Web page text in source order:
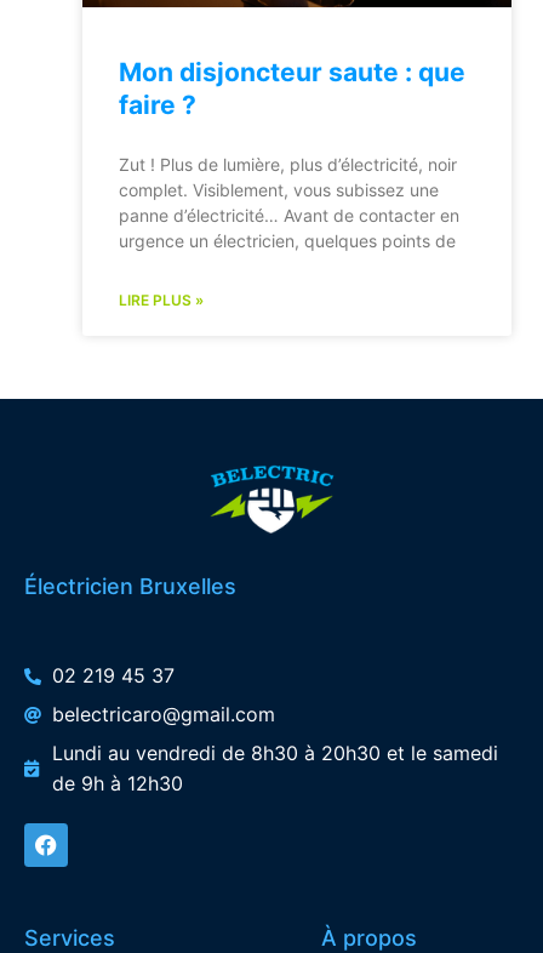
Mon disjoncteur saute : que
faire ?
Zut ! Plus de lumière, plus d’électricité, noir
complet. Visiblement, vous subissez une
panne d’électricité… Avant de contacter en
urgence un électricien, quelques points de
LIRE PLUS »
Électricien Bruxelles
02 219 45 37
belectricaro@gmail.com
Lundi au vendredi de 8h30 à 20h30 et le samedi
de 9h à 12h30
Services À propos